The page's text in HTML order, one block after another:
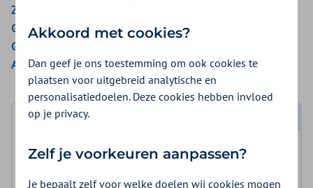
ZieZo
Gemeenten Optimaal
Gemeente Amsterdam
Aon Vitaal
Log in met DigiD
Log in en bekijk welke vergoeding en voorwaarden
Akkoord met cookies?
Dan geef je ons toestemming om ook cookies te
plaatsen voor uitgebreid analytische en
personalisatiedoelen. Deze cookies hebben invloed
op je privacy.
Zelf je voorkeuren aanpassen?
Je bepaalt zelf voor welke doelen wij cookies mogen